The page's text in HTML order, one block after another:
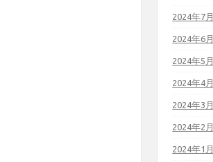
2024年7月
2024年6月
2024年5月
2024年4月
2024年3月
2024年2月
2024年1月